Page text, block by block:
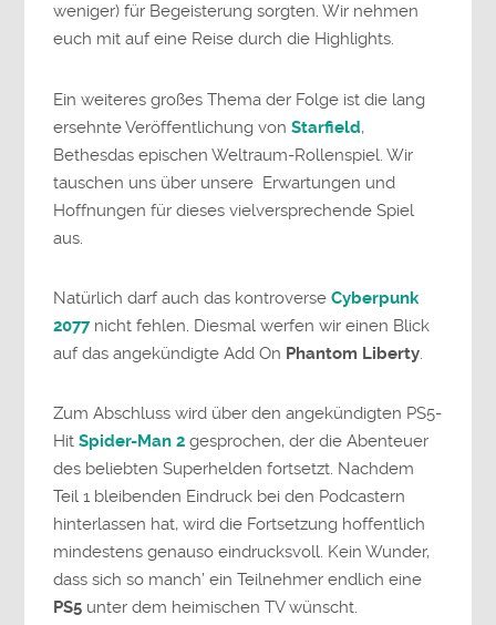
weniger) für Begeisterung sorgten. Wir nehmen
euch mit auf eine Reise durch die Highlights.
Ein weiteres großes Thema der Folge ist die lang
ersehnte Veröffentlichung vonStarfield,
Bethesdas epischen Weltraum-Rollenspiel. Wir
tauschen uns über unsere Erwartungen und
Hoffnungen für dieses vielversprechende Spiel
aus.
Natürlich darf auch das kontroverse Cyberpunk
2077nicht fehlen. Diesmal werfen wir einen Blick
auf das angekündigte Add On Phantom Liberty.
Zum Abschluss wird über den angekündigten PS5-
HitSpider-Man 2 gesprochen, der die Abenteuer
des beliebten Superhelden fortsetzt. Nachdem
Teil 1 bleibenden Eindruck bei den Podcastern
hinterlassen hat, wird die Fortsetzung hoffentlich
mindestens genauso eindrucksvoll. Kein Wunder,
dass sich so manch’ ein Teilnehmer endlich eine
PS5 unter dem heimischen TV wünscht.